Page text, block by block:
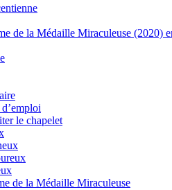
de la Médaille Miraculeuse (2020)
le chapelet
de la Médaille Miraculeuse